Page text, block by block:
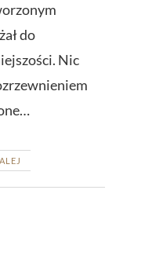
do
Nic